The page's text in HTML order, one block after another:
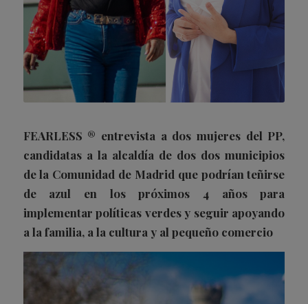
FEARLESS ® entrevista a dos mujeres del PP,
candidatas a la alcaldía de dos dos municipios
de la Comunidad de Madrid que podrían teñirse
de azul en los próximos 4 años para
implementar políticas verdes y seguir apoyando
a la familia, a la cultura y al pequeño comercio